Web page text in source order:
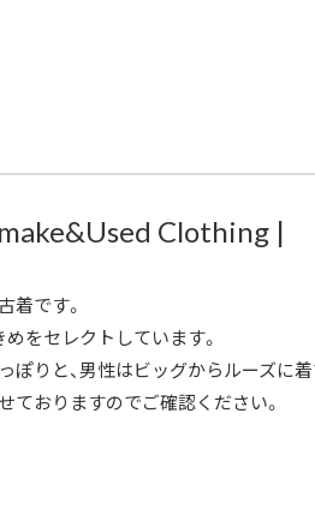
Clothing |
着です。
めをセレクトしています。
ぽりと、男性はビッグからルーズに
ておりますのでご確認ください。